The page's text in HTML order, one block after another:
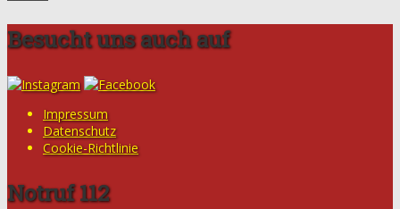
Besucht uns auch auf
Impressum
Datenschutz
Cookie-Richtlinie
Notruf 112